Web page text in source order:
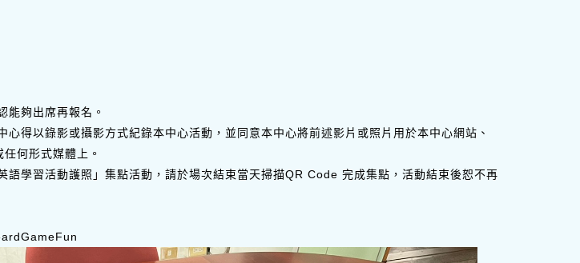
夠出席再報名。
得以錄影或攝影方式紀錄本中心活動，並同意本中心將前述影片或照片用於本中心網站、
何形式媒體上。
語學習活動護照」集點活動，請於場次結束當天掃描QR Code 完成集點，活動結束後恕不再